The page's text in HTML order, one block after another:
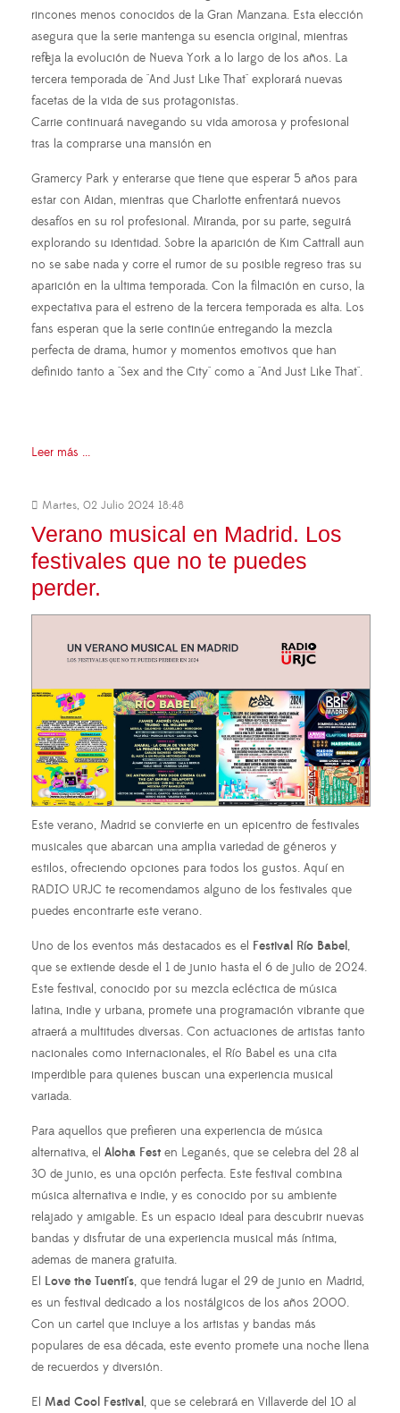
rincones menos conocidos de la Gran Manzana. Esta elección
asegura que la serie mantenga su esencia original, mientras
refleja la evolución de Nueva York a lo largo de los años. La
tercera temporada de "And Just Like That" explorará nuevas
facetas de la vida de sus protagonistas.
Carrie continuará navegando su vida amorosa y profesional
tras la comprarse una mansión en
Gramercy Park y enterarse que tiene que esperar 5 años para
estar con Aidan, mientras que Charlotte enfrentará nuevos
desafíos en su rol profesional. Miranda, por su parte, seguirá
explorando su identidad. Sobre la aparición de Kim Cattrall aun
no se sabe nada y corre el rumor de su posible regreso tras su
aparición en la ultima temporada. Con la filmación en curso, la
expectativa para el estreno de la tercera temporada es alta. Los
fans esperan que la serie continúe entregando la mezcla
perfecta de drama, humor y momentos emotivos que han
definido tanto a "Sex and the City" como a "And Just Like That".
Leer más ...
Martes, 02 Julio 2024 18:48
Verano musical en Madrid. Los
festivales que no te puedes
perder.
Este verano, Madrid se convierte en un epicentro de festivales
musicales que abarcan una amplia variedad de géneros y
estilos, ofreciendo opciones para todos los gustos. Aquí en
RADIO URJC te recomendamos alguno de los festivales que
puedes encontrarte este verano.
Uno de los eventos más destacados es el Festival Río Babel,
que se extiende desde el 1 de junio hasta el 6 de julio de 2024.
Este festival, conocido por su mezcla ecléctica de música
latina, indie y urbana, promete una programación vibrante que
atraerá a multitudes diversas. Con actuaciones de artistas tanto
nacionales como internacionales, el Río Babel es una cita
imperdible para quienes buscan una experiencia musical
variada.
Para aquellos que prefieren una experiencia de música
alternativa, el Aloha Fest en Leganés, que se celebra del 28 al
30 de junio, es una opción perfecta. Este festival combina
música alternativa e indie, y es conocido por su ambiente
relajado y amigable. Es un espacio ideal para descubrir nuevas
bandas y disfrutar de una experiencia musical más íntima,
ademas de manera gratuita.
El Love the Tuenti's, que tendrá lugar el 29 de junio en Madrid,
es un festival dedicado a los nostálgicos de los años 2000.
Con un cartel que incluye a los artistas y bandas más
populares de esa década, este evento promete una noche llena
de recuerdos y diversión.
El Mad Cool Festival, que se celebrará en Villaverde del 10 al